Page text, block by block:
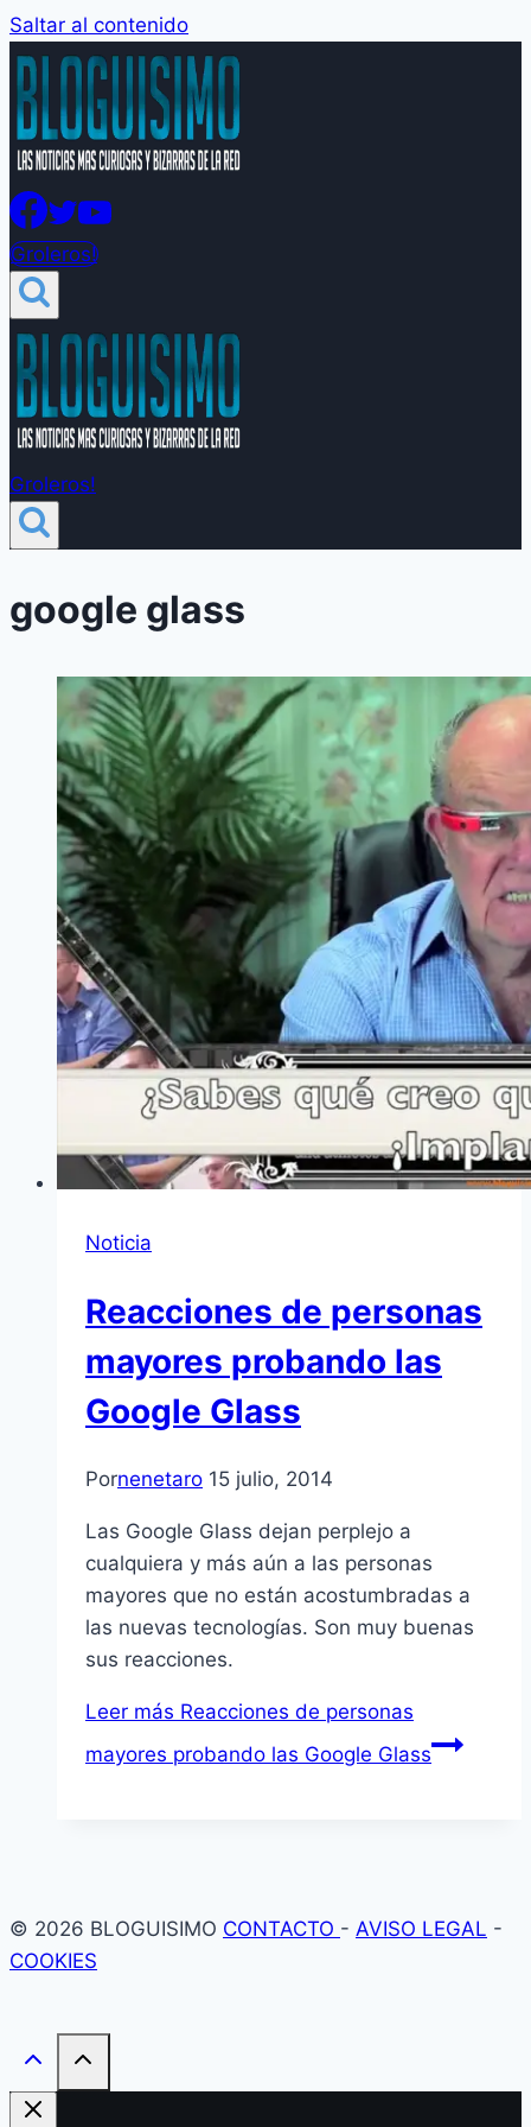
Saltar al contenido
Groleros!
Groleros!
google glass
Noticia
Reacciones de personas
mayores probando las
Google Glass
Pornenetaro 15 julio, 2014
Las Google Glass dejan perplejo a
cualquiera y más aún a las personas
mayores que no están acostumbradas a
las nuevas tecnologías. Son muy buenas
sus reacciones.
Leer más Reacciones de personas
mayores probando las Google Glass
© 2026 BLOGUISIMO CONTACTO - AVISO LEGAL -
COOKIES